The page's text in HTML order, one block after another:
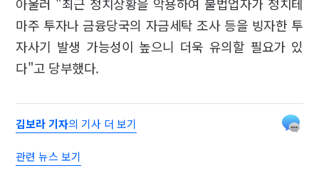
마주 투자나 금융당국의 자금세탁 조사 등을 빙자한 투
자사기 발생 가능성이 높으니 더욱 유의할 필요가 있
다"고 당부했다.
김보라 기자의 기사 더 보기
관련 뉴스 보기